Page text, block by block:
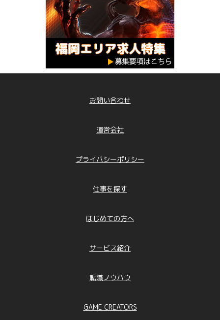
お問い合わせ
運営会社
プライバシーポリシー
仕事を探す
はじめての方へ
サービス紹介
転職ノウハウ
GAME CREATORS